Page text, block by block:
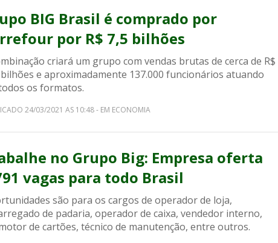
BIG Brasil é comprado por
por R$ 7,5 bilhões
criará um grupo com vendas brutas de cerca de R$
bilhões e aproximadamente 137.000 funcionários atuando
os formatos.
24/03/2021 AS 10:48 - EM ECONOMIA
no Grupo Big: Empresa oferta
vagas para todo Brasil
são para os cargos de operador de loja,
de padaria, operador de caixa, vendedor interno,
de cartões, técnico de manutenção, entre outros.